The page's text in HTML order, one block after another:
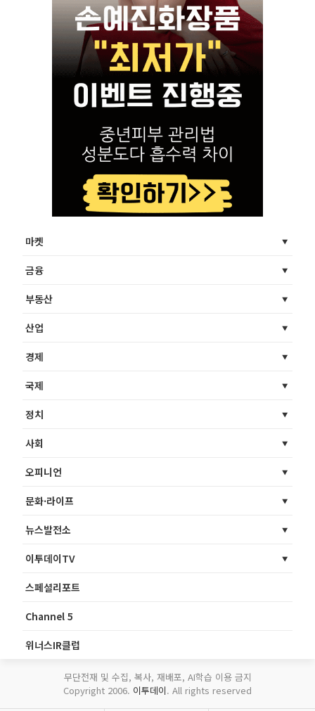
마켓
금융
부동산
산업
경제
국제
정치
사회
오피니언
문화·라이프
뉴스발전소
이투데이TV
스페셜리포트
Channel 5
위너스IR클럽
무단전재 및 수집, 복사, 재배포, AI학습 이용 금지
Copyright 2006. 이투데이. All rights reserved